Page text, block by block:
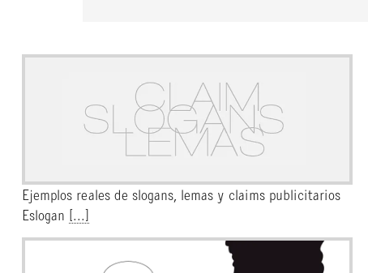
Ejemplos reales de slogans, lemas y claims publicitarios
Eslogan
[...]